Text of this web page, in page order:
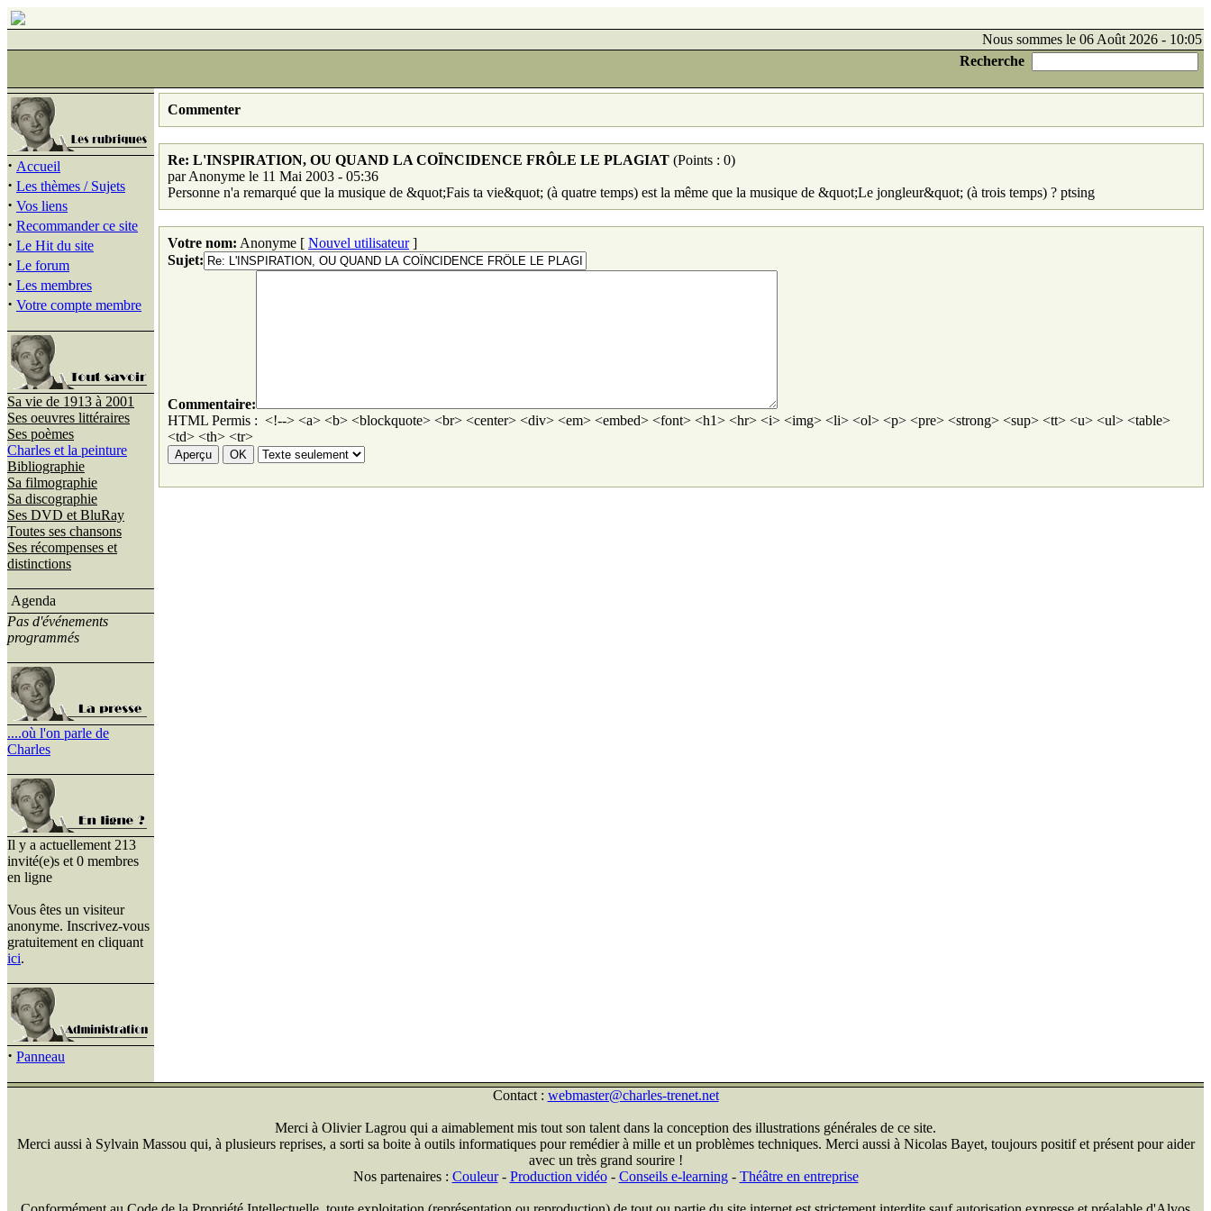
Nous sommes le 06 Août 2026 - 10:05
Recherche
· Accueil
· Les thèmes / Sujets
· Vos liens
· Recommander ce site
· Le Hit du site
· Le forum
· Les membres
· Votre compte membre
Sa vie de 1913 à 2001
Ses oeuvres littéraires
Ses poèmes
Charles et la peinture
Bibliographie
Sa filmographie
Sa discographie
Ses DVD et BluRay
Toutes ses chansons
Ses récompenses et
distinctions
Agenda
Pas d'événements
programmés
....où l'on parle de
Charles
Il y a actuellement 213
invité(e)s et 0 membres
en ligne
Vous êtes un visiteur
anonyme. Inscrivez-vous
gratuitement en cliquant
ici.
· Panneau
Commenter
Re: L'INSPIRATION, OU QUAND LA COÏNCIDENCE FRÔLE LE PLAGIAT (Points : 0)
par Anonyme le 11 Mai 2003 - 05:36
Personne n'a remarqué que la musique de &quot;Fais ta vie&quot; (à quatre temps) est la même que la musique de &quot;Le jongleur&quot; (à trois temps) ? ptsing
Votre nom: Anonyme [ Nouvel utilisateur]
Sujet:
Commentaire:
HTML Permis : <!--> <a> <b> <blockquote> <br> <center> <div> <em> <embed> <font> <h1> <hr> <i> <img> <li> <ol> <p> <pre> <strong> <sup> <tt> <u> <ul> <table>
<td> <th> <tr>
Contact : webmaster@charles-trenet.net
Merci à Olivier Lagrou qui a aimablement mis tout son talent dans la conception des illustrations générales de ce site.
Merci aussi à Sylvain Massou qui, à plusieurs reprises, a sorti sa boite à outils informatiques pour remédier à mille et un problèmes techniques. Merci aussi à Nicolas Bayet, toujours positif et présent pour aider
avec un très grand sourire !
Nos partenaires : Couleur- Production vidéo- Conseils e-learning- Théâtre en entreprise